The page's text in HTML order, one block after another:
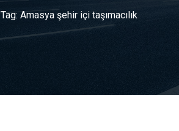
Tag: Amasya şehir içi taşımacılık